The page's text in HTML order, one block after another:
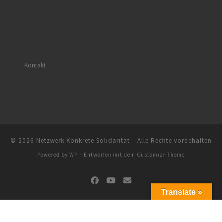
Kontakt
© 2026 Netzwerk Konkrete Solidarität – Alle Rechte vorbehalten
Powered by WP – Entworfen mit dem Customizr-Theme
Translate »